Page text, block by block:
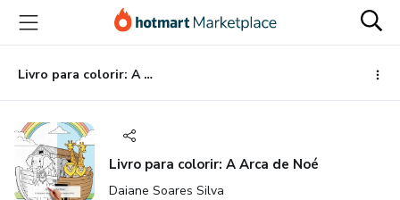
para
conteúdo
principal
para
pagamento
para
rodapé
Livro para colorir: A Arca de Noé
Livro para colorir: A Arca de Noé
Daiane Soares Silva